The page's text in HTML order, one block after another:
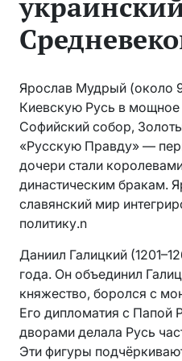
Ярослав Мудрый (около
Киевскую Русь в мощное
Софийский собор,
«Русскую Правду» —
дочери стали
династическим бракам.
славянский мир
политику.n
Даниил Галицкий
года. Он объединил
княжество, боролся с
Его дипломатия с Папой
дворами делала Русь
Эти фигуры